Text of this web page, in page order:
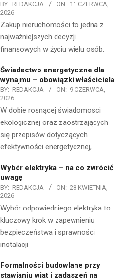
BY: REDAKCJA ON: 11 CZERWCA,
2026
Zakup nieruchomości to jedna z
najważniejszych decyzji
finansowych w życiu wielu osób.
Świadectwo energetyczne dla
wynajmu – obowiązki właściciela
BY: REDAKCJA ON: 9 CZERWCA,
2026
W dobie rosnącej świadomości
ekologicznej oraz zaostrzających
się przepisów dotyczących
efektywności energetycznej,
Wybór elektryka – na co zwrócić
uwagę
BY: REDAKCJA ON: 28 KWIETNIA,
2026
Wybór odpowiedniego elektryka to
kluczowy krok w zapewnieniu
bezpieczeństwa i sprawności
instalacji
Formalności budowlane przy
stawianiu wiat i zadaszeń na